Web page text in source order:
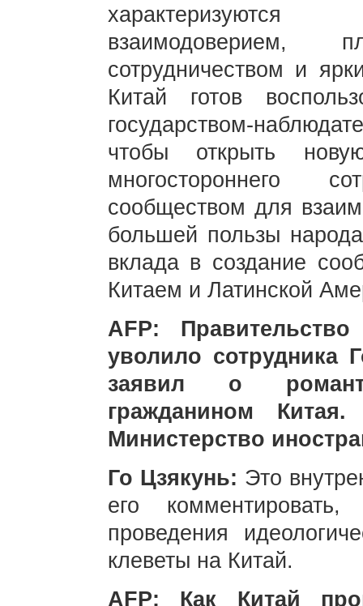
взаимодоверием,
сотрудничеством и
Китай готов
государством-
чтобы открыть
многостороннего
сообществом для
большей пользы
вклада в создание
Китаем и Латинской
AFP:
уволило сотрудника
заявил о
гражданином
Министерство
Го Цзякунь: Это
его
проведения
клеветы на Китай.
AFP: Как Китай